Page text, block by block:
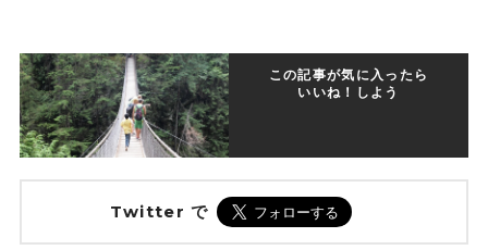
この記事が気に入ったら
いいね！しよう
Twitter で